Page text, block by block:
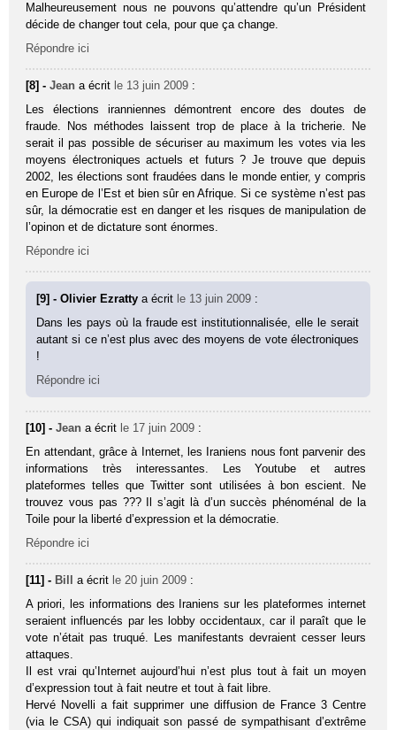
Malheureusement nous ne pouvons qu’attendre qu’un Président
décide de changer tout cela, pour que ça change.
Répondre ici
[8] -Jean a écrit le 13 juin 2009 :
Les élections iranniennes démontrent encore des doutes de
fraude. Nos méthodes laissent trop de place à la tricherie. Ne
serait il pas possible de sécuriser au maximum les votes via les
moyens électroniques actuels et futurs ? Je trouve que depuis
2002, les élections sont fraudées dans le monde entier, y compris
en Europe de l’Est et bien sûr en Afrique. Si ce système n’est pas
sûr, la démocratie est en danger et les risques de manipulation de
l’opinon et de dictature sont énormes.
Répondre ici
[9] - Olivier Ezrattya écrit le 13 juin 2009 :
Dans les pays où la fraude est institutionnalisée, elle le serait
autant si ce n’est plus avec des moyens de vote électroniques
!
Répondre ici
[10] -Jean a écrit le 17 juin 2009 :
En attendant, grâce à Internet, les Iraniens nous font parvenir des
informations très interessantes. Les Youtube et autres
plateformes telles que Twitter sont utilisées à bon escient. Ne
trouvez vous pas ??? Il s’agit là d’un succès phénoménal de la
Toile pour la liberté d’expression et la démocratie.
Répondre ici
[11] - Bill a écrit le 20 juin 2009 :
A priori, les informations des Iraniens sur les plateformes internet
seraient influencés par les lobby occidentaux, car il paraît que le
vote n’était pas truqué. Les manifestants devraient cesser leurs
attaques.
Il est vrai qu’Internet aujourd’hui n’est plus tout à fait un moyen
d’expression tout à fait neutre et tout à fait libre.
Hervé Novelli a fait supprimer une diffusion de France 3 Centre
(via le CSA) qui indiquait son passé de sympathisant d’extrême